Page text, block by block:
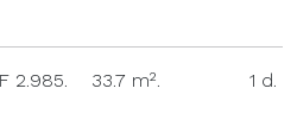
2.985. 33.7 m². 1 d.